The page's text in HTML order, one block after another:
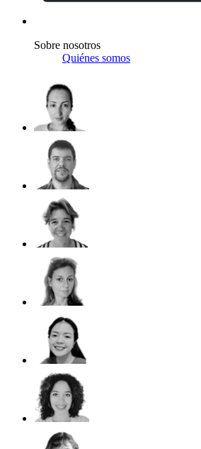
Sobre nosotros
Quiénes somos